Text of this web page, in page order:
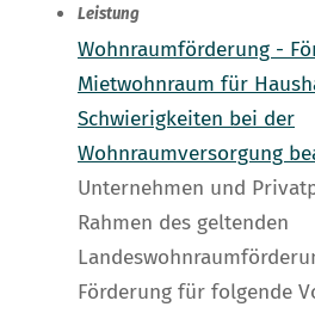
Leistung
Wohnraumförderung -
Mietwohnraum für
Schwierigkeiten bei der
Wohnraumversorgung
Unternehmen und
Rahmen des geltenden
Förderung für folgende